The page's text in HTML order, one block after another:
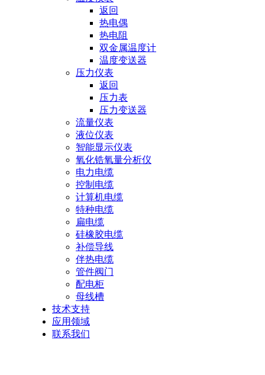
返回
热电偶
热电阻
双金属温度计
温度变送器
压力仪表
返回
压力表
压力变送器
流量仪表
液位仪表
智能显示仪表
氧化锆氧量分析仪
电力电缆
控制电缆
计算机电缆
特种电缆
扁电缆
硅橡胶电缆
补偿导线
伴热电缆
管件阀门
配电柜
母线槽
技术支持
应用领域
联系我们